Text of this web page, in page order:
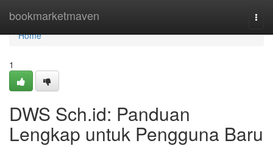
bookmarketmaven
Home
Home
1
DWS Sch.id: Panduan
Lengkap untuk Pengguna Baru